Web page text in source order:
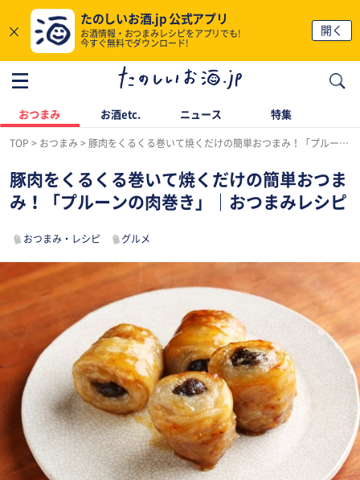
×
たのしいお酒.jp 公式アプリ
お酒情報・おつまみレシピをアプリでも!
今すぐ無料でダウンロード!
開く
おつまみ お酒etc. ニュース 特集
TOP おつまみ 豚肉をくるくる巻いて焼くだけの簡単おつまみ！「プルーンの肉巻き」｜おつまみレシピ
豚肉をくるくる巻いて焼くだけの簡単おつま
み！「プルーンの肉巻き」｜おつまみレシピ
おつまみ・レシピ グルメ